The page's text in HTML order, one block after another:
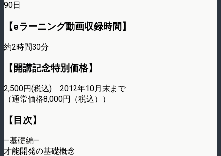
90日
【eラーニング動画収録時間】
約2時間30分
【開講記念特別価格】
2,500円(税込) 2012年10月末まで
（通常価格8,000円（税込））
【目次】
—基礎編—
才能開発の基礎概念